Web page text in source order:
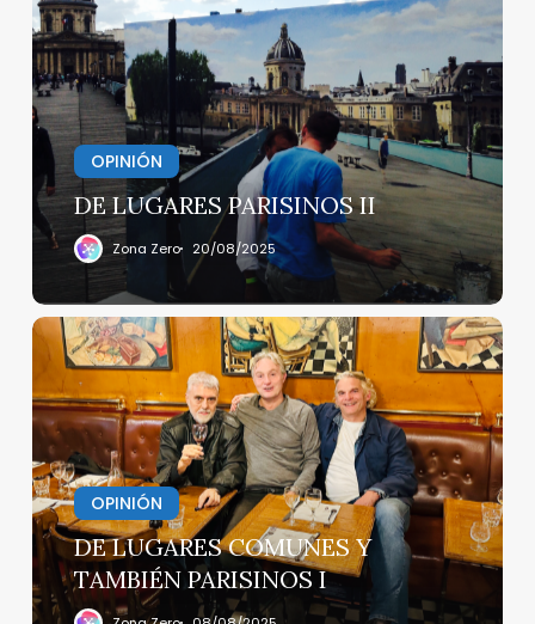
PARISINOS
II
OPINIÓN
DE LUGARES PARISINOS II
Zona Zero 20/08/2025
DE
LUGARES
COMUNES
Y
TAMBIÉN
PARISINOS
I
OPINIÓN
DE LUGARES COMUNES Y
TAMBIÉN PARISINOS I